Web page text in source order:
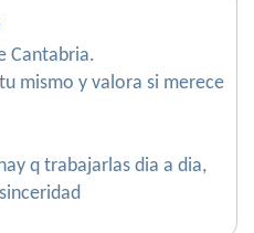
Cantabria.
mismo y valora si merece
q trabajarlas dia a dia,